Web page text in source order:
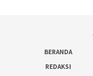
BERANDA
REDAKSI